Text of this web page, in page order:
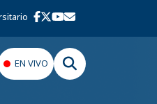
EN VIVO